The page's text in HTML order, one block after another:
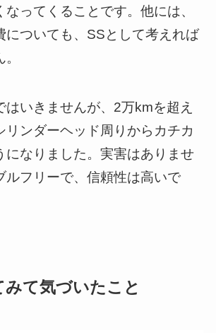
ってくることです。他には、
についても、SSとして考えれば
はいきませんが、2万kmを超え
リンダーヘッド周りからカチカ
になりました。実害はありませ
ルフリーで、信頼性は高いで
みて気づいたこと